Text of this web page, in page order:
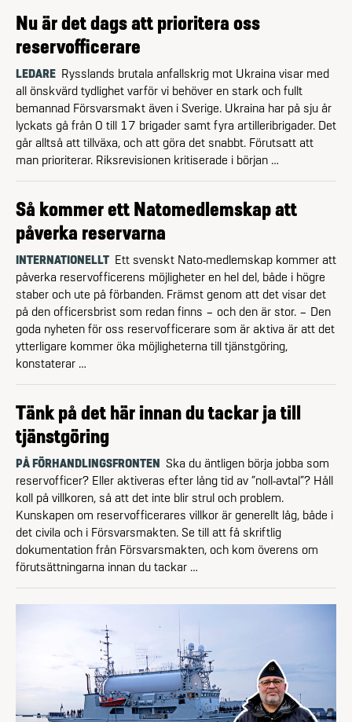
Nu är det dags att prioritera oss
reservofficerare
LEDARE Rysslands brutala anfallskrig mot Ukraina visar med
all önskvärd tydlighet varför vi behöver en stark och fullt
bemannad Försvarsmakt även i Sverige. Ukraina har på sju år
lyckats gå från 0 till 17 brigader samt fyra artilleribrigader. Det
går alltså att tillväxa, och att göra det snabbt. Förutsatt att
man prioriterar. Riksrevisionen kritiserade i början …
Så kommer ett Natomedlemskap att
påverka reservarna
INTERNATIONELLT Ett svenskt Nato-medlemskap kommer att
påverka reservofficerens möjligheter en hel del, både i högre
staber och ute på förbanden. Främst genom att det visar det
på den officersbrist som redan finns – och den är stor. – Den
goda nyheten för oss reservofficerare som är aktiva är att det
ytterligare kommer öka möjligheterna till tjänstgöring,
konstaterar …
Tänk på det här innan du tackar ja till
tjänstgöring
PÅ FÖRHANDLINGSFRONTEN Ska du äntligen börja jobba som
reservofficer? Eller aktiveras efter lång tid av ”noll-avtal”? Håll
koll på villkoren, så att det inte blir strul och problem.
Kunskapen om reservofficerares villkor är generellt låg, både i
det civila och i Försvarsmakten. Se till att få skriftlig
dokumentation från Försvarsmakten, och kom överens om
förutsättningarna innan du tackar …